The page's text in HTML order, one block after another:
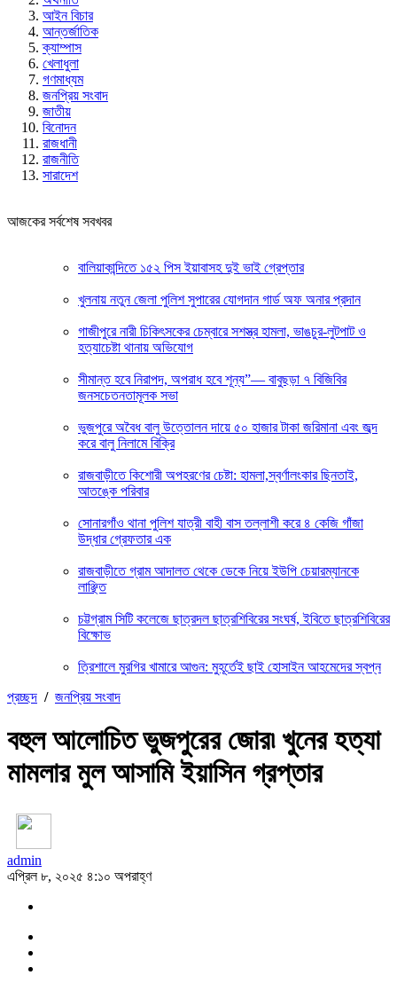
আইন বিচার
আন্তর্জাতিক
ক্যাম্পাস
খেলাধুলা
গণমাধ্যম
জনপ্রিয় সংবাদ
জাতীয়
বিনোদন
রাজধানী
রাজনীতি
সারাদেশ
আজকের সর্বশেষ সবখবর
বালিয়াকান্দিতে ১৫২ পিস ইয়াবাসহ দুই ভাই গ্রেপ্তার
খুলনায় নতুন জেলা পুলিশ সুপারের যোগদান গার্ড অফ অনার প্রদান
গাজীপুরে নারী চিকিৎসকের চেম্বারে সশস্ত্র হামলা, ভাঙচুর-লুটপাট ও
হত্যাচেষ্টা থানায় অভিযোগ
সীমান্ত হবে নিরাপদ, অপরাধ হবে শূন্য”— বাবুছড়া ৭ বিজিবির
জনসচেতনতামূলক সভা
ভুজপুরে অবৈধ বালু উত্তোলন দায়ে ৫০ হাজার টাকা জরিমানা এবং জব্দ
করে বালু নিলামে বিক্রি
রাজবাড়ীতে কিশোরী অপহরণের চেষ্টা: হামলা,স্বর্ণালংকার ছিনতাই,
আতঙ্কে পরিবার
সোনারগাঁও থানা পুলিশ যাত্রী বাহী বাস তল্লাশী করে ৪ কেজি গাঁজা
উদ্ধার গ্রেফতার এক
রাজবাড়ীতে গ্রাম আদালত থেকে ডেকে নিয়ে ইউপি চেয়ারম্যানকে
লাঞ্ছিত
চট্টগ্রাম সিটি কলেজে ছাত্রদল ছাত্রশিবিরের সংঘর্ষ, ইবিতে ছাত্রশিবিরের
বিক্ষোভ
ত্রিশালে মুরগির খামারে আগুন: মুহূর্তেই ছাই হোসাইন আহমেদের স্বপ্ন
প্রচ্ছদ / জনপ্রিয় সংবাদ
বহুল আলোচিত ভুজপুরের জোর৷ খুনের হত্যা
মামলার মুল আসামি ইয়াসিন গ্রপ্তার
admin
এপ্রিল ৮, ২০২৫ ৪:১০ অপরাহ্ণ